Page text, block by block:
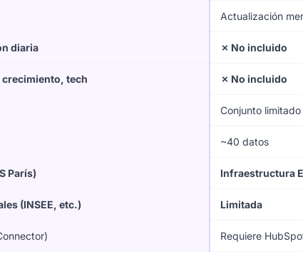
Actualización
diaria ✗ No incluido
tech ✗ No incluido
Conjunto limitado
~40 datos
París) Infraestructura
(INSEE, etc.) Limitada
Requiere